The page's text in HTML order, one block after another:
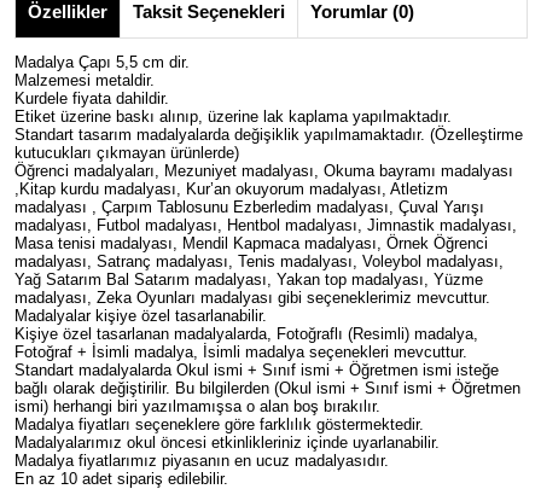
Özellikler Taksit Seçenekleri Yorumlar (0)
Madalya Çapı 5,5 cm dir.
Malzemesi metaldir.
Kurdele fiyata dahildir.
Etiket üzerine baskı alınıp, üzerine lak kaplama yapılmaktadır.
Standart tasarım madalyalarda değişiklik yapılmamaktadır. (Özelleştirme
kutucukları çıkmayan ürünlerde)
Öğrenci madalyaları, Mezuniyet madalyası, Okuma bayramı madalyası
,Kitap kurdu madalyası, Kur’an okuyorum madalyası, Atletizm
madalyası , Çarpım Tablosunu Ezberledim madalyası, Çuval Yarışı
madalyası, Futbol madalyası, Hentbol madalyası, Jimnastik madalyası,
Masa tenisi madalyası, Mendil Kapmaca madalyası, Örnek Öğrenci
madalyası, Satranç madalyası, Tenis madalyası, Voleybol madalyası,
Yağ Satarım Bal Satarım madalyası, Yakan top madalyası, Yüzme
madalyası, Zeka Oyunları madalyası gibi seçeneklerimiz mevcuttur.
Madalyalar kişiye özel tasarlanabilir.
Kişiye özel tasarlanan madalyalarda, Fotoğraflı (Resimli) madalya,
Fotoğraf + İsimli madalya, İsimli madalya seçenekleri mevcuttur.
Standart madalyalarda Okul ismi + Sınıf ismi + Öğretmen ismi isteğe
bağlı olarak değiştirilir. Bu bilgilerden (Okul ismi + Sınıf ismi + Öğretmen
ismi) herhangi biri yazılmamışsa o alan boş bırakılır.
Madalya fiyatları seçeneklere göre farklılık göstermektedir.
Madalyalarımız okul öncesi etkinlikleriniz içinde uyarlanabilir.
Madalya fiyatlarımız piyasanın en ucuz madalyasıdır.
En az 10 adet sipariş edilebilir.